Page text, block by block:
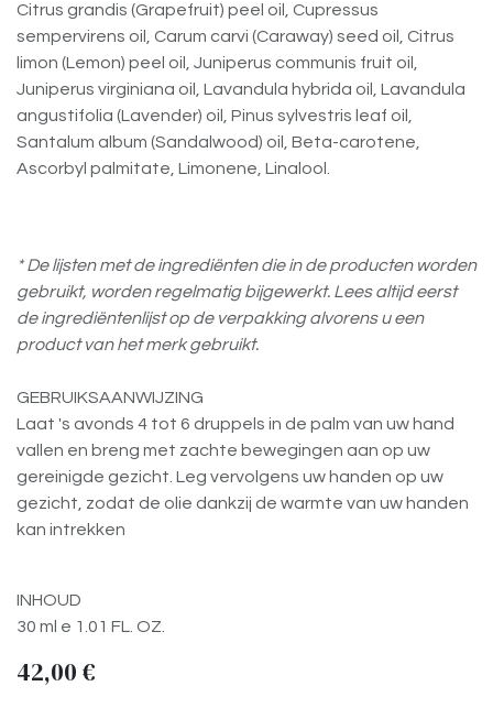
Citrus grandis (Grapefruit) peel oil, Cupressus
sempervirens oil, Carum carvi (Caraway) seed oil, Citrus
limon (Lemon) peel oil, Juniperus communis fruit oil,
Juniperus virginiana oil, Lavandula hybrida oil, Lavandula
angustifolia (Lavender) oil, Pinus sylvestris leaf oil,
Santalum album (Sandalwood) oil, Beta-carotene,
Ascorbyl palmitate, Limonene, Linalool.
* De lijsten met de ingrediënten die in de producten worden
gebruikt, worden regelmatig bijgewerkt. Lees altijd eerst
de ingrediëntenlijst op de verpakking alvorens u een
product van het merk gebruikt.
GEBRUIKSAANWIJZING
Laat 's avonds 4 tot 6 druppels in de palm van uw hand
vallen en breng met zachte bewegingen aan op uw
gereinigde gezicht. Leg vervolgens uw handen op uw
gezicht, zodat de olie dankzij de warmte van uw handen
kan intrekken
INHOUD
30 ml e 1.01 FL. OZ.
42,00 €